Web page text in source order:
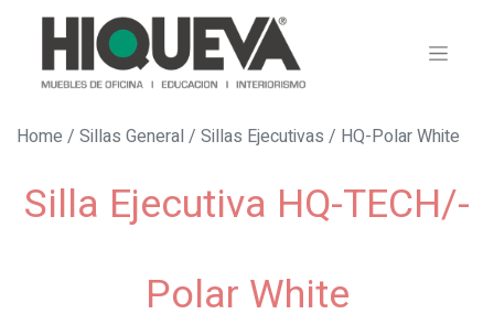
Home / Sillas General / Sillas Ejecutivas / HQ-Polar White
Silla Ejecutiva HQ-TECH/-
Polar White